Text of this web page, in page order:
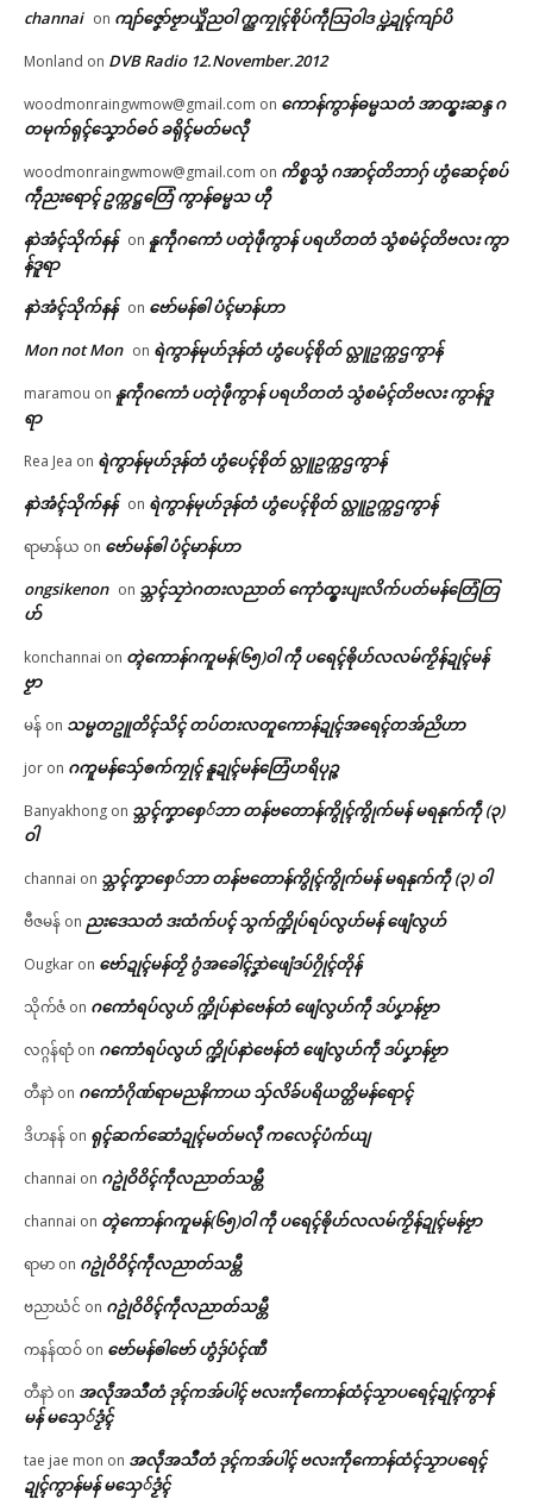
channai on ကျာ်ဇၞော်ဗၟာယှိုဲညဝါ က္ညကၠုၚ်စိုပ်ကဵုသြဝါဒ ပ္ဍဲဍုၚ်ကျာ်ပိ
Monland on DVB Radio 12.November.2012
woodmonraingwmow@gmail.com on ကောန်ကွာန်ဓမ္မသတံ အာထ္ၜးဆန္ဒ ဂ
တမုက်ရုၚ်သၞောဝ်ဓဝ် ခရိုၚ်မတ်မလီု
woodmonraingwmow@gmail.com on ကိစ္စသွံ ဂအာၚ်တိဘာဂှ် ဟွံဆေၚ်စပ်
ကဵုညးရောၚ် ဥက္ကဋ္ဌတြေံ ကွာန်ဓမ္မသ ဟီု
နာဲအံၚ်သိုက်နန် on နူကဵုဂကောံ ပတုဲဖဵုကွာန် ပရဟိတတံ သွံစမံၚ်တိဗလး ကွာ
န်ဒူရာ
နာဲအံၚ်သိုက်နန် on ဗော်မန်ၜါ ပံၚ်မာန်ဟာ
Mon not Mon on ရဲကွာန်မုဟ်ဒုန်တံ ဟွံပေၚ်စိုတ် လ္တူဥက္ကဌကွာန်
maramou on နူကဵုဂကောံ ပတုဲဖဵုကွာန် ပရဟိတတံ သွံစမံၚ်တိဗလး ကွာန်ဒူ
ရာ
Rea Jea on ရဲကွာန်မုဟ်ဒုန်တံ ဟွံပေၚ်စိုတ် လ္တူဥက္ကဌကွာန်
နာဲအံၚ်သိုက်နန် on ရဲကွာန်မုဟ်ဒုန်တံ ဟွံပေၚ်စိုတ် လ္တူဥက္ကဌကွာန်
ရာမာန်ယ on ဗော်မန်ၜါ ပံၚ်မာန်ဟာ
ongsikenon on သ္ဘၚ်သၠာဲဂတးလညာတ် ကေုာံထ္ၜးပျးလိက်ပတ်မန်တြေံတြ
ဟ်
konchannai on တ္ၚဲကောန်ဂကူမန်(၆၅)ဝါ ကဵု ပရေၚ်ၜိုဟ်လလမ်ကၟိန်ဍုၚ်မန်
ဗၟာ
မန် on သမ္မတဥူတိၚ်သိၚ် တပ်တးလတူကောန်ဍုၚ်အရေၚ်တအ်ညိဟာ
jor on ဂကူမန်​သှ်ေၜက်ကၠုၚ် နူဍုၚ်မန်တြေံဟရိပုဉ္ဇ
Banyakhong on သ္ဘၚ်ကၞာစှေ်ဘာ တန်ဗတောန်ကွိုၚ်ကွိုက်မန် မရနုက်ကဵု (၃)
ဝါ
channai on သ္ဘၚ်ကၞာစှေ်ဘာ တန်ဗတောန်ကွိုၚ်ကွိုက်မန် မရနုက်ကဵု (၃) ဝါ
ဗီဇမန် on ညးဒေသတံ ဒးထံက်ပၚ် သွက်က္ဍိုပ်ရပ်လွဟ်မန် ဖျေံလွဟ်
Ougkar on ဗော်ဍုၚ်မန်တၟိ ဂွံအခေါၚ်ဒၞာဲဖျေံဒပ်ဂၠိုၚ်တိုန်
သိုက်ဇံ on ဂကောံရပ်လွဟ် က္ဍိုပ်နာဲဗေန်တံ ဖျေံလွဟ်ကဵု ဒပ်ပၞာန်ဗၟာ
လဂ္ဂန်ရာံ on ဂကောံရပ်လွဟ် က္ဍိုပ်နာဲဗေန်တံ ဖျေံလွဟ်ကဵု ဒပ်ပၞာန်ဗၟာ
တီနာဲ on ဂကောံဂိုဏ်ရာမညနိကာယ သှ်လိခ်ပရိယတ္တိမန်ရောၚ်
ဒိဟနန် on ရုၚ်ဆက်ဆောံဍုၚ်မတ်မလီု ကလေၚ်ပံက်ယျ
channai on ဂဥုဲဝိဝိၚ်ကဵုလညာတ်သမ္တီ
channai on တ္ၚဲကောန်ဂကူမန်(၆၅)ဝါ ကဵု ပရေၚ်ၜိုဟ်လလမ်ကၟိန်ဍုၚ်မန်ဗၟာ
ရာမာ on ဂဥုဲဝိဝိၚ်ကဵုလညာတ်သမ္တီ
ဗညာဃံင် on ဂဥုဲဝိဝိၚ်ကဵုလညာတ်သမ္တီ
ကနန်ထဝ် on ဗော်မန်ၜါဗော် ဟွံဒှ်ပံၚ်ဏီ
တီနာဲ on အလဵုအသဳတံ ဒုၚ်ကအ်ပါၚ် ဗလးကဵုကောန်ထံၚ်သၟာပရေၚ်ဍုၚ်ကွာန်
မန် မသှေ်ဒၟံၚ်
tae jae mon on အလဵုအသဳတံ ဒုၚ်ကအ်ပါၚ် ဗလးကဵုကောန်ထံၚ်သၟာပရေၚ်
ဍုၚ်ကွာန်မန် မသှေ်ဒၟံၚ်